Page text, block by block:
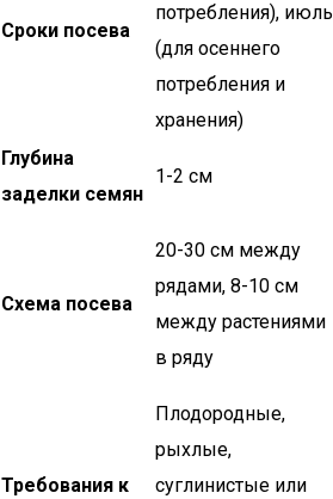
Сроки посева
потребления), июль
(для осеннего
потребления и
хранения)
Глубина
заделки семян
1-2 см
Схема посева
20-30 см между
рядами, 8-10 см
между растениями
в ряду
Требования к
Плодородные,
рыхлые,
суглинистые или